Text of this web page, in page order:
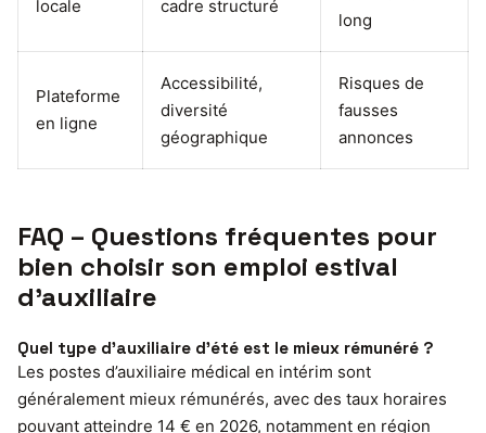
locale
cadre structuré
long
Plateforme
en ligne
Accessibilité,
diversité
géographique
Risques de
fausses
annonces
FAQ – Questions fréquentes pour
bien choisir son emploi estival
d’auxiliaire
Quel type d’auxiliaire d’été est le mieux rémunéré ?
Les postes d’auxiliaire médical en intérim sont
généralement mieux rémunérés, avec des taux horaires
pouvant atteindre 14 € en 2026, notamment en région